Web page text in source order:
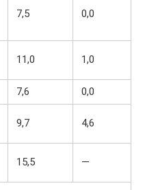
7,5 0,0
11,0 1,0
7,6 0,0
9,7 4,6
15,5 —